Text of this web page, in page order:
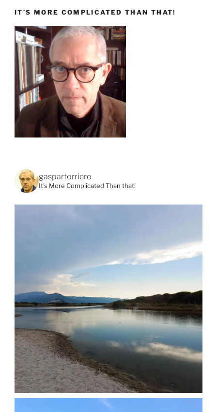
IT’S MORE COMPLICATED THAN THAT!
gaspartorriero
It's More Complicated Than that!